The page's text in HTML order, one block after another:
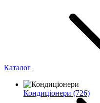
Каталог
Кондиціонери (726)